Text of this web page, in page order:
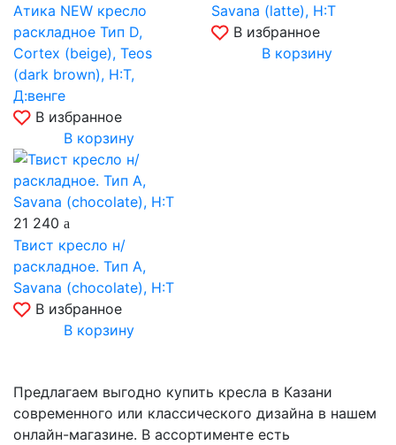
Атика NEW кресло
раскладное Тип D,
Cortex (beige), Teos
(dark brown), Н:Т,
Д:венге
В избранное
В корзину
Savana (latte), Н:Т
В избранное
В корзину
21 240
Твист кресло н/
раскладное. Тип A,
Savana (chocolate), Н:Т
В избранное
В корзину
Предлагаем выгодно купить кресла в Казани
современного или классического дизайна в нашем
онлайн-магазине. В ассортименте есть